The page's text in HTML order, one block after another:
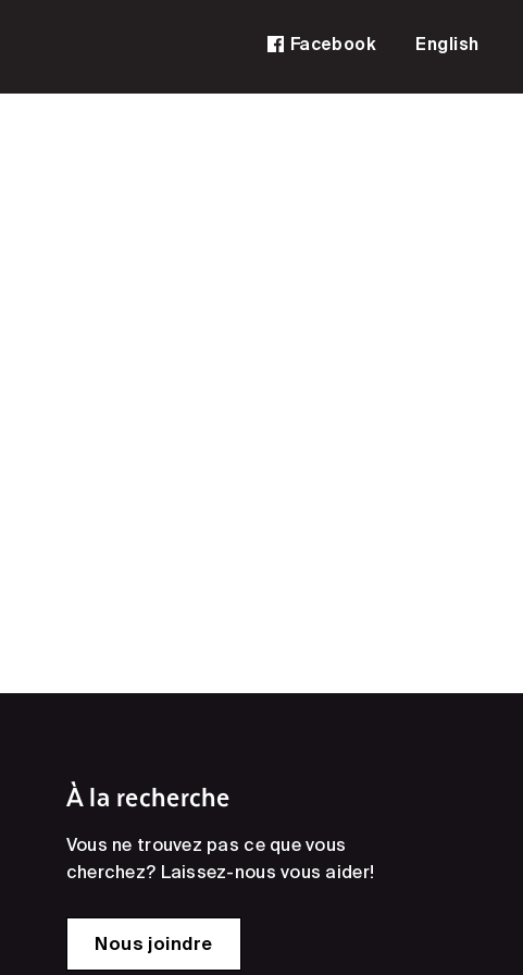
Facebook English
À la recherche
Vous ne trouvez pas ce que vous
cherchez? Laissez-nous vous aider!
Nous joindre